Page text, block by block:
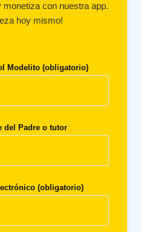
con nuestra app.
hoy mismo!
Modelito (obligatorio)
del Padre o tutor
(obligatorio)